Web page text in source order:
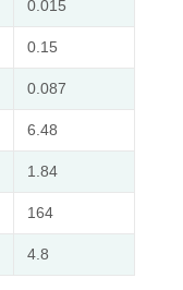
0.015
0.15
0.087
6.48
1.84
164
4.8